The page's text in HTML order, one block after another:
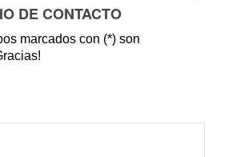
DE CONTACTO
marcados con (*) son